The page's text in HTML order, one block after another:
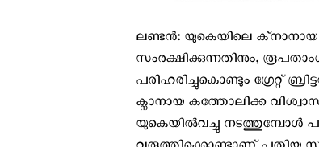
ലണ്ടൻ: യുകെയിലെ ക്‌നാനായ
സംരക്ഷിക്കുന്നതിനും,
പരിഹരിച്ചുകൊണ്ടും ഗ്രേറ്റ്
ക്നാനായ കത്തോലിക്ക
യുകെയിൽവച്ചു നടത്തുമ്പോൾ